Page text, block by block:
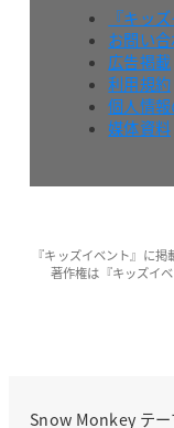
『キッ
お問い
広告掲載
利用規約
個人情
媒体資料
『キッズイベント』に
著作権は『キッズイ
Snow Monkeyテー